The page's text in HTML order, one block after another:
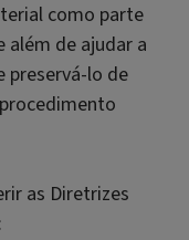
como parte
além de ajudar a
preservá-lo de
as Diretrizes